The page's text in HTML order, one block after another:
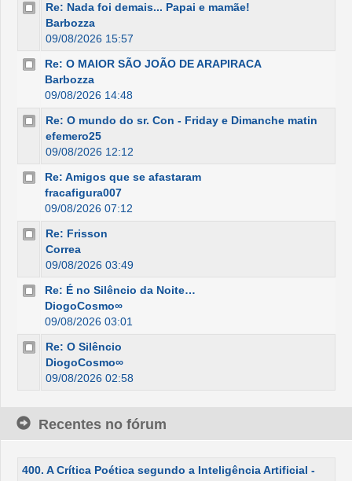
Re: Nada foi demais... Papai e mamãe!
Barbozza
09/08/2026 15:57
Re: O MAIOR SÃO JOÃO DE ARAPIRACA
Barbozza
09/08/2026 14:48
Re: O mundo do sr. Con - Friday e Dimanche matin
efemero25
09/08/2026 12:12
Re: Amigos que se afastaram
fracafigura007
09/08/2026 07:12
Re: Frisson
Correa
09/08/2026 03:49
Re: É no Silêncio da Noite…
DiogoCosmo∞
09/08/2026 03:01
Re: O Silêncio
DiogoCosmo∞
09/08/2026 02:58
Recentes no fórum
400. A Crítica Poética segundo a Inteligência Artificial -